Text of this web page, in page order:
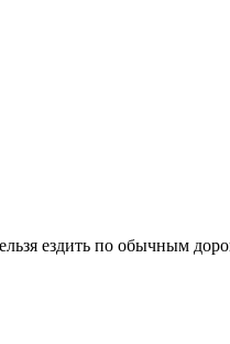
ездить по обычным